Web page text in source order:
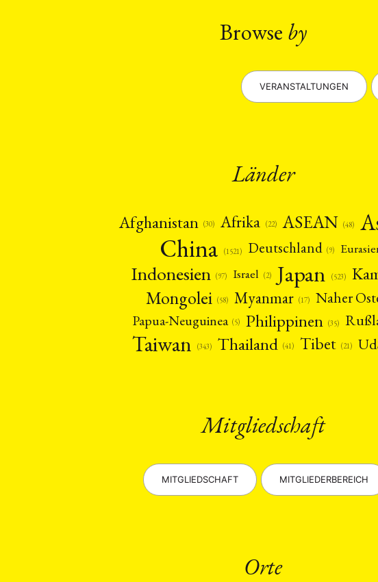
Browse by
VERANSTALTUNGEN
Länder
Afghanistan (30) Afrika (22) ASEAN (48)
China (1521) Deutschland (9)
Indonesien (97) Israel (2) Japan (523)
Mongolei (58) Myanmar (17) Naher
Papua-Neuguinea (5) Philippinen (35)
Taiwan (343) Thailand (41) Tibet (21)
Mitgliedschaft
MITGLIEDSCHAFT MITGLIEDERBEREICH
Orte